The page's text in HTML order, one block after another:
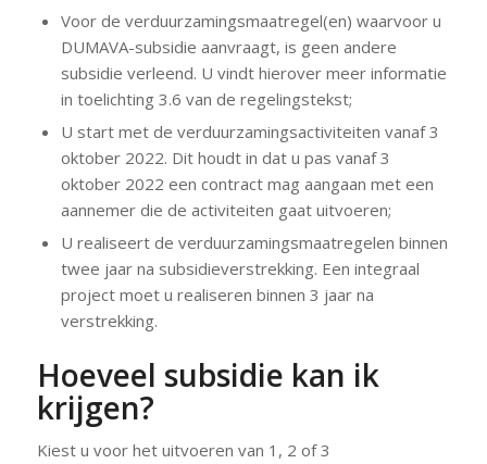
Voor de verduurzamingsmaatregel(en) waarvoor u
DUMAVA-subsidie aanvraagt, is geen andere
subsidie verleend. U vindt hierover meer informatie
in toelichting 3.6 van de regelingstekst;
U start met de verduurzamingsactiviteiten vanaf 3
oktober 2022. Dit houdt in dat u pas vanaf 3
oktober 2022 een contract mag aangaan met een
aannemer die de activiteiten gaat uitvoeren;
U realiseert de verduurzamingsmaatregelen binnen
twee jaar na subsidieverstrekking. Een integraal
project moet u realiseren binnen 3 jaar na
verstrekking.
Hoeveel subsidie kan ik
krijgen?
Kiest u voor het uitvoeren van 1, 2 of 3